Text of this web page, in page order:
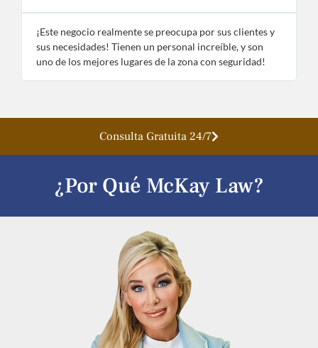
¡Este negocio realmente se preocupa por sus clientes y
sus necesidades! Tienen un personal increíble, y son
uno de los mejores lugares de la zona con seguridad!
Consulta Gratuita 24/7
¿Por Qué McKay Law?